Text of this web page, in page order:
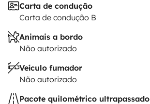
Carta de condução
Carta de condução B
Animais a bordo
Não autorizado
Veículo fumador
Não autorizado
Pacote quilométrico ultrapassado